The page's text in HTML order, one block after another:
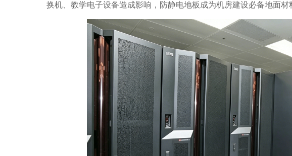
换机、教学电子设备造成影响，防静电地板成为机房建设必备地面材